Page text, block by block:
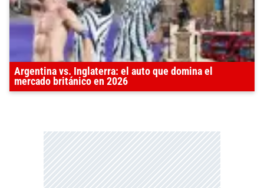
Argentina vs. Inglaterra: el auto que domina el
mercado británico en 2026